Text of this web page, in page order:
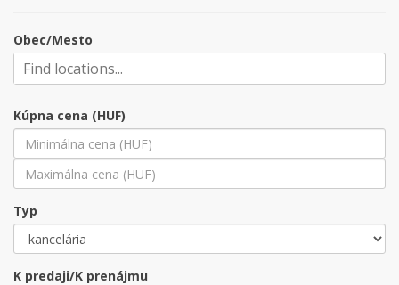
Obec/Mesto
Kúpna cena (HUF)
Typ
K predaji/K prenájmu